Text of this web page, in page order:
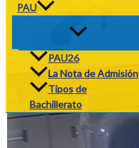
PAU
PAU26
La Nota de Admisión
Tipos de
Bachillerato